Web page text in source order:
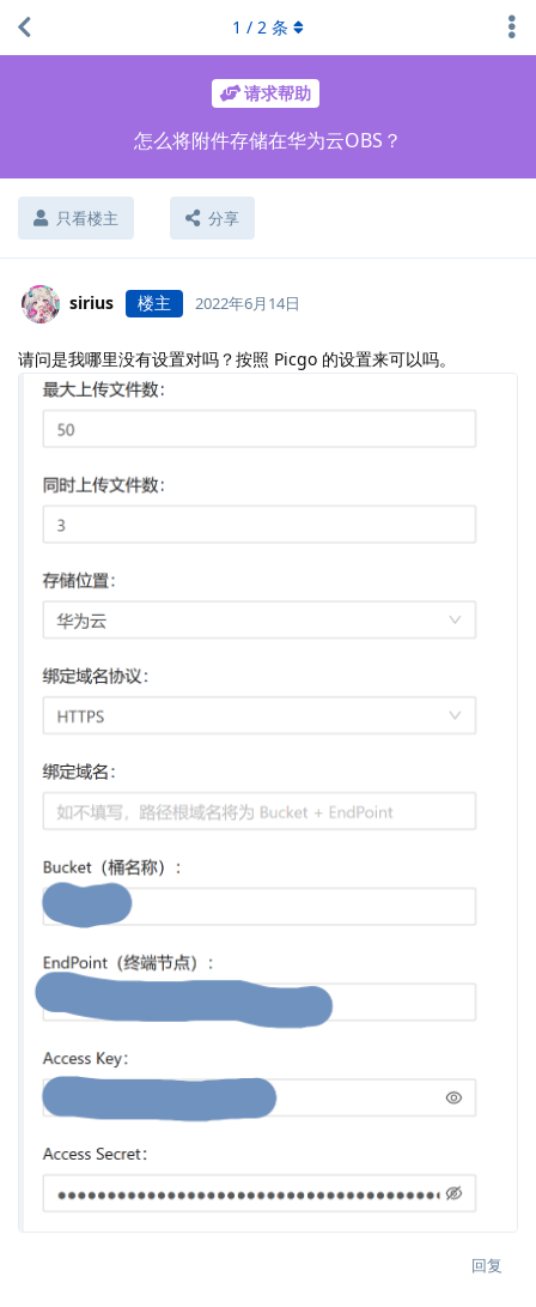
请求帮助
怎么将附件存储在华为云OBS？
只看楼主 分享
1 / 2 条
sirius 楼主 2022年6月14日
请问是我哪里没有设置对吗？按照 Picgo 的设置来可以吗。
回复